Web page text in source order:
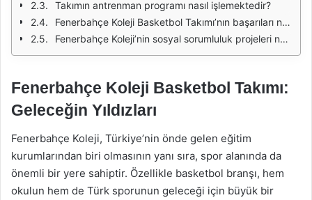
Takımın antrenman programı nasıl işlemektedir?
Fenerbahçe Koleji Basketbol Takımı’nın başarıları nelerdir?
Fenerbahçe Koleji’nin sosyal sorumluluk projeleri nelerdir?
Fenerbahçe Koleji Basketbol Takımı:
Geleceğin Yıldızları
Fenerbahçe Koleji, Türkiye’nin önde gelen eğitim
kurumlarından biri olmasının yanı sıra, spor alanında da
önemli bir yere sahiptir. Özellikle basketbol branşı, hem
okulun hem de Türk sporunun geleceği için büyük bir